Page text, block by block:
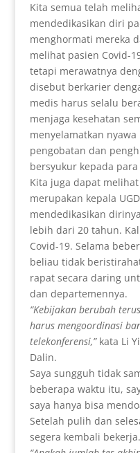
Kita semua telah
mendedikasikan diri
menghormati mereka
melihat pasien Covid-
tetapi merawatnya
disebut berkarier
medis harus selalu
menjaga kesehatan
menyelamatkan
pengobatan dan
bersyukur kepada
Kita juga dapat
merupakan kepala
mendedikasikan
lebih dari 20 tahun.
Covid-19. Selama
beliau tidak
rapat secara daring
dan departemennya.
“Kebijakan berubah
harus mengoordinasi
telekonferensi,”kata Li
Dalin.
Saya sungguh tidak
beberapa waktu itu,
saya hanya bisa
Setelah pulih dan
segera kembali bekerja.